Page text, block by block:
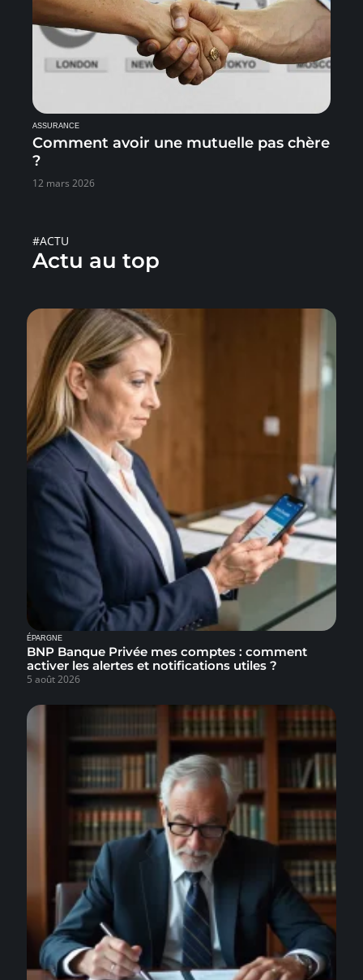
ASSURANCE
Comment avoir une mutuelle pas chère
?
12 mars 2026
#ACTU
Actu au top
ÉPARGNE
BNP Banque Privée mes comptes : comment
activer les alertes et notifications utiles ?
5 août 2026